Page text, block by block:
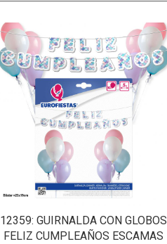
12359: GUIRNALDA CON GLOBOS
FELIZ CUMPLEAÑOS ESCAMAS